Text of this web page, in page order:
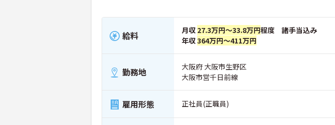
給料 月収 27.3万円～33.8万円程度 諸手当込み
年収364万円～411万円
勤務地
大阪府 大阪市生野区
大阪市営千日前線
雇用形態 正社員(正職員)